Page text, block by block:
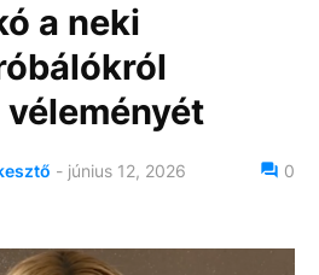
a neki
- június 12, 2026 0